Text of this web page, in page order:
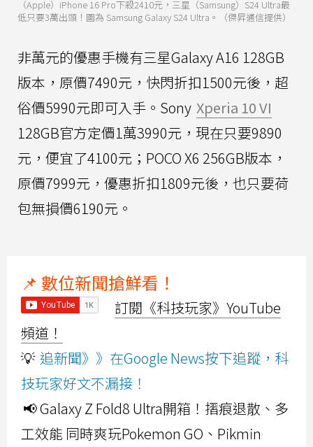
（Apple）iPhone 16 Pro下殺2410元，三星（Samsung）S24 Ultra最
低只要3萬出頭！圖為 Samsung Galaxy S24 Ultra。（傑昇通信提供）
非萬元的優惠手機有三星Galaxy A16 128GB
版本，原價7490元，快閃折扣1500元後，超
俗價5990元即可入手。Sony Xperia 10 VI
128GB官方定價1萬3990元，現在只要9890
元，便宜了4100元；POCO X6 256GB版本，
原價7999元，優惠折扣1809元後，也只要荷
包無損價6190元。
📌 數位新聞搶鮮看！
訂閱《科技玩家》YouTube
頻道！
💡 追新聞》》在Google News按下追蹤，科
技玩家好文不漏接！
📢 Galaxy Z Fold8 Ultra開箱！摺痕退散、多
工效能 同時爽玩Pokemon GO、Pikmin